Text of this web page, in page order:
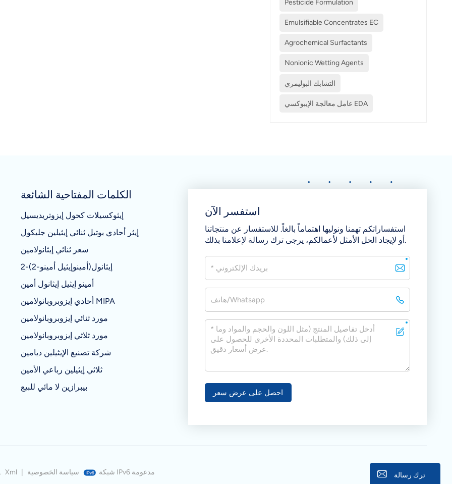
Pesticide Formulation
Emulsifiable Concentrates EC
Agrochemical Surfactants
Nonionic Wetting Agents
التشابك البوليمري
عامل معالجة الإيبوكسي EDA
الكلمات المفتاحية الشائعة
إيثوكسيلات كحول إيزوتريديسيل
إيثر أحادي بوتيل ثنائي إيثيلين جليكول
سعر ثنائي إيثانولامين
2-(2-أمينوإيثيل أمينو)إيثانول
أمينو إيثيل إيثانول أمين
أحادي إيزوبروبانولامين MIPA
مورد ثنائي إيزوبروبانولامين
مورد ثلاثي إيزوبروبانولامين
شركة تصنيع الإيثيلين ديامين
ثلاثي إيثيلين رباعي الأمين
بيبرازين لا مائي للبيع
استفسر الآن
استفساراتكم تهمنا ونوليها اهتماماً بالغاً. للاستفسار عن منتجاتنا
أو لإيجاد الحل الأمثل لأعمالكم، يرجى ترك رسالة لإعلامنا بذلك.
احصل على عرض سعر
© شركة نانجينغ بيويل للمواد الكيميائية المحدودة جميع الحقوق محفوظة. Xml سياسة الخصوصية شبكة IPv6 مدعومة ترك رسالة